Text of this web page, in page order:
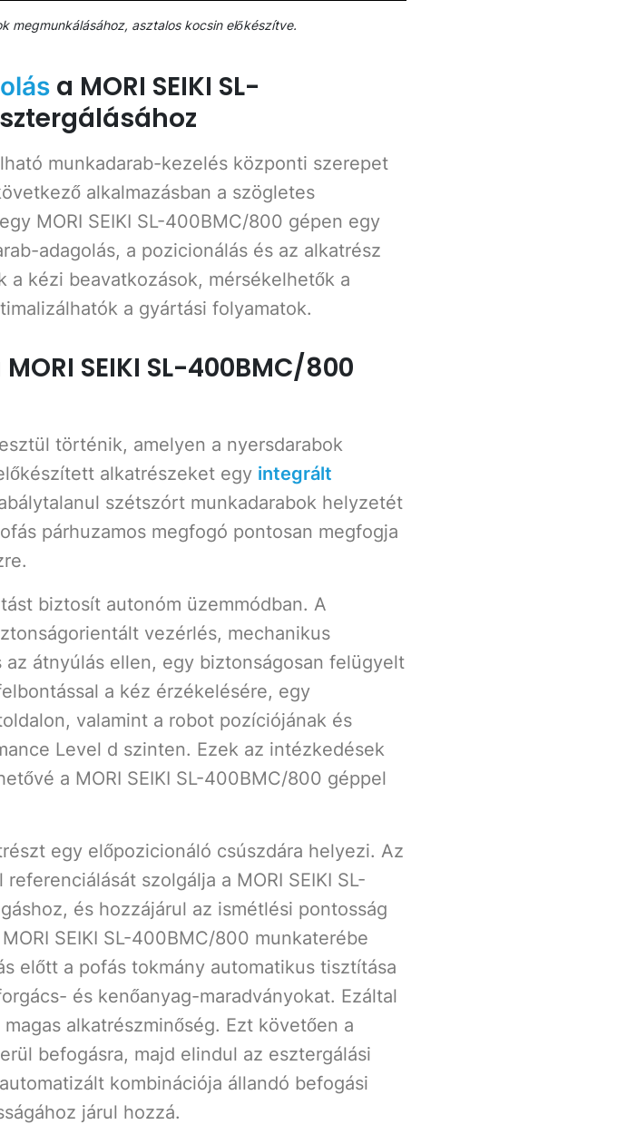
megmunkálásához, asztalos kocsin előkészítve.
a MORI SEIKI SL-
munkadarab-kezelés központi szerepet
alkalmazásban a szögletes
MORI SEIKI SL-400BMC/800 gépen egy
adagolás, a pozicionálás és az alkatrész
a kézi beavatkozások, mérsékelhetők a
a gyártási folyamatok.
MORI SEIKI SL-400BMC/800
történik, amelyen a nyersdarabok
alkatrészeket egy integrált
szétszórt munkadarabok helyzetét
párhuzamos megfogó pontosan megfogja
biztosít autonóm üzemmódban. A
vezérlés, mechanikus
átnyúlás ellen, egy biztonságosan felügyelt
a kéz érzékelésére, egy
valamint a robot pozíciójának és
Level d szinten. Ezek az intézkedések
a MORI SEIKI SL-400BMC/800 géppel
egy előpozicionáló csúszdára helyezi. Az
szolgálja a MORI SEIKI SL-
és hozzájárul az ismétlési pontosság
SEIKI SL-400BMC/800 munkaterébe
előtt a pofás tokmány automatikus tisztítása
és kenőanyag-maradványokat. Ezáltal
alkatrészminőség. Ezt követően a
befogásra, majd elindul az esztergálási
kombinációja állandó befogási
járul hozzá.